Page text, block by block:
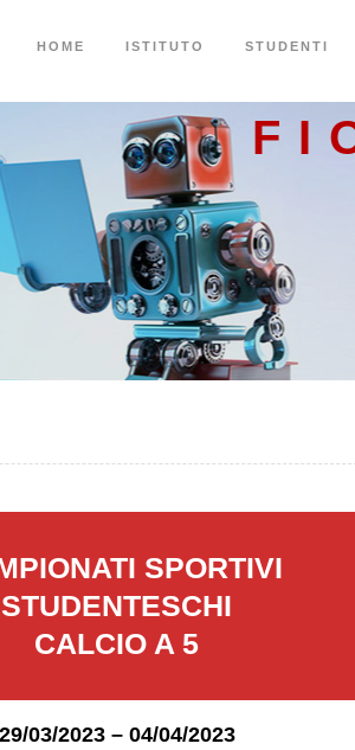
HOME ISTITUTO STUDENTI
SPORTIVI
STUDENTESCHI
CALCIO A 5
29/03/2023 – 04/04/2023